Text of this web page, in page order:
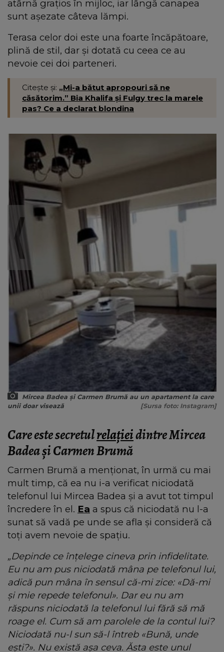
atârnă grațios în mijloc, iar lângă canapea
sunt așezate câteva lămpi.
Terasa celor doi este una foarte încăpătoare,
plină de stil, dar și dotată cu ceea ce au
nevoie cei doi parteneri.
Citește și: „Mi-a bătut apropouri să ne
căsătorim.” Bia Khalifa și Fulgy trec la marele
pas? Ce a declarat blondina
Mircea Badea și Carmen Brumă au un apartament la care
unii doar visează
[Sursa foto: Instagram]
Care este secretulrelațieidintre Mircea
Badea și Carmen Brumă
Carmen Brumă a menționat, în urmă cu mai
mult timp, că ea nu i-a verificat niciodată
telefonul lui Mircea Badea și a avut tot timpul
încredere în el. Ea a spus că niciodată nu l-a
sunat să vadă pe unde se afla și consideră că
toți avem nevoie de spațiu.
„Depinde ce înțelege cineva prin infidelitate.
Eu nu am pus niciodată mâna pe telefonul lui,
adică pun mâna în sensul că-mi zice: «Dă-mi
și mie repede telefonul». Dar eu nu am
răspuns niciodată la telefonul lui fără să mă
roage el. Cum să am parolele de la contul lui?
Niciodată nu-l sun să-l întreb «Bună, unde
ești?». Nu există așa ceva. Ăsta este unul